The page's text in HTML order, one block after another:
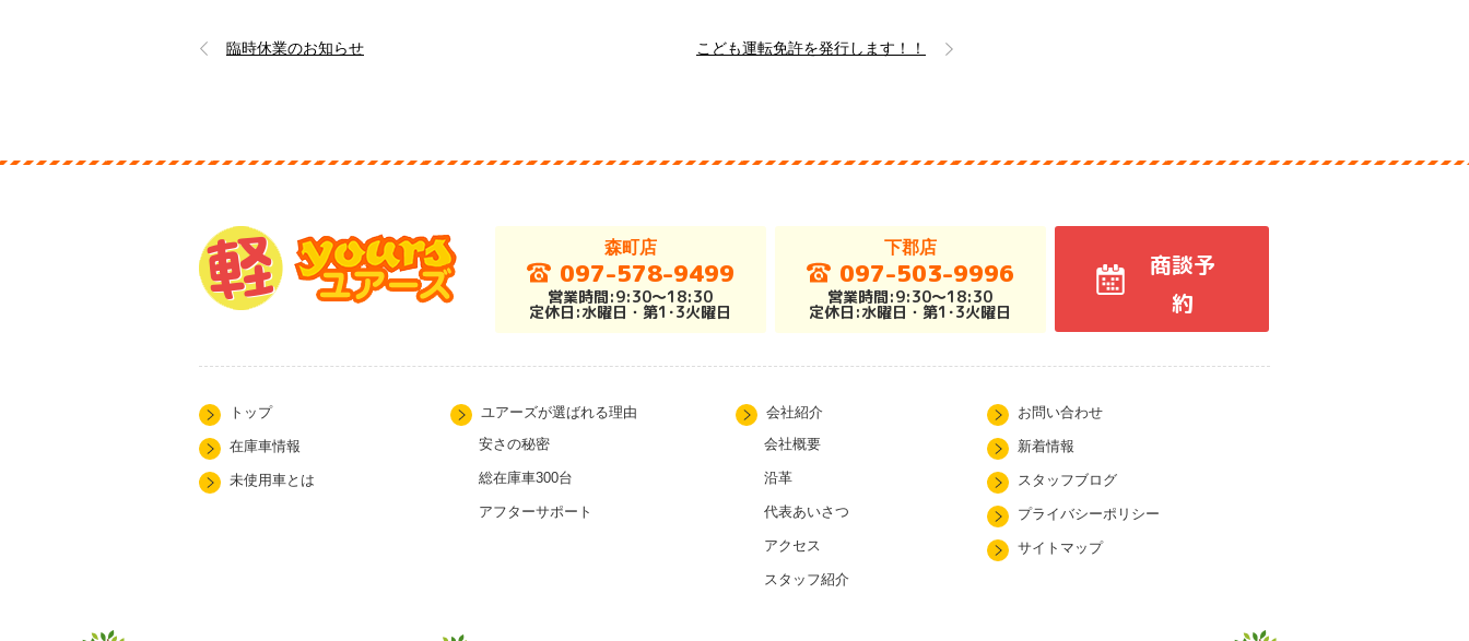
こども運転免許を発行します！！
臨時休業のお知らせ
森町店
097-578-9499
営業時間:9:30～18:30
定休日:水曜日・第1･3火曜日
下郡店
097-503-9996
営業時間:9:30～18:30
定休日:水曜日・第1･3火曜日
商談予
約
トップ
在庫車情報
未使用車とは
ユアーズが選ばれる理由
安さの秘密
総在庫車300台
アフターサポート
会社紹介
会社概要
沿革
代表あいさつ
アクセス
スタッフ紹介
お問い合わせ
新着情報
スタッフブログ
プライバシーポリシー
サイトマップ